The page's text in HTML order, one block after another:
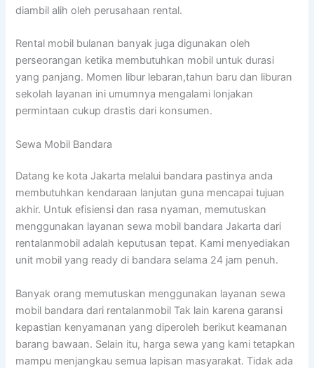
diambil alih oleh perusahaan rental.
Rental mobil bulanan banyak juga digunakan oleh
perseorangan ketika membutuhkan mobil untuk durasi
yang panjang. Momen libur lebaran,tahun baru dan liburan
sekolah layanan ini umumnya mengalami lonjakan
permintaan cukup drastis dari konsumen.
Sewa Mobil Bandara
Datang ke kota Jakarta melalui bandara pastinya anda
membutuhkan kendaraan lanjutan guna mencapai tujuan
akhir. Untuk efisiensi dan rasa nyaman, memutuskan
menggunakan layanan sewa mobil bandara Jakarta dari
rentalanmobil adalah keputusan tepat. Kami menyediakan
unit mobil yang ready di bandara selama 24 jam penuh.
Banyak orang memutuskan menggunakan layanan sewa
mobil bandara dari rentalanmobil Tak lain karena garansi
kepastian kenyamanan yang diperoleh berikut keamanan
barang bawaan. Selain itu, harga sewa yang kami tetapkan
mampu menjangkau semua lapisan masyarakat. Tidak ada